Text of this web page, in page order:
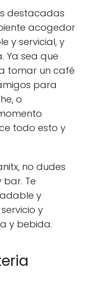
destacadas
acogedor
y servicial, y
Ya sea que
tomar un café
para
o
todo esto y
no dudes
Te
y
y
y bebida.